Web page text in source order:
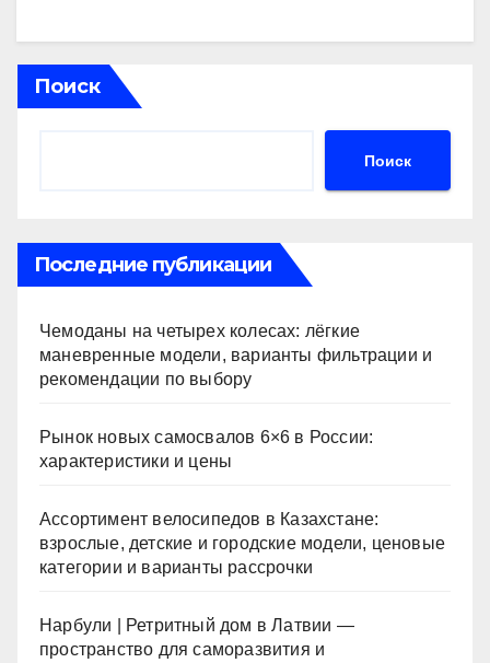
at
s
A
e
gr
a
er
n
ki
р
ть
Поиск
Поиск
Последние публикации
Чемоданы на четырех колесах: лёгкие
маневренные модели, варианты фильтрации и
рекомендации по выбору
Рынок новых самосвалов 6×6 в России:
характеристики и цены
Ассортимент велосипедов в Казахстане:
взрослые, детские и городские модели, ценовые
категории и варианты рассрочки
Нарбули | Ретритный дом в Латвии —
пространство для саморазвития и